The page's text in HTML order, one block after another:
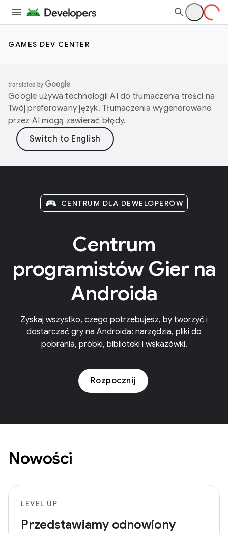
GAMES DEV CENTER
Google używa technologii AI do tłumaczenia treści na
Twój preferowany język. Tłumaczenia wygenerowane
przez AI mogą zawierać błędy.
CENTRUM DLA DEWELOPERÓW
Centrum
programistów Gier na
Androida
Zyskaj wszystko, czego potrzebujesz, by tworzyć i
dostarczać gry na Androida: narzędzia, pliki do
pobrania, próbki, biblioteki i wskazówki.
Rozpocznij
Nowości
LEVEL UP
Przedstawiamy odnowiony